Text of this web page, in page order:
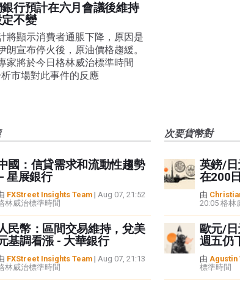
行預計在六月會議後維持
不變
將顯示消費者通脹下降，原因是
朗宣布停火後，原油價格趨緩。
家將於今日格林威治標準時間
市場對此事件的反應
國：信貸需求和流動性趨勢
星展銀行
FXStreet Insights Team| Aug 07, 21:52
林威治標準時間
民幣：區間交易維持，兌美
基調看漲 - 大華銀行
FXStreet Insights Team| Aug 07, 21:13
林威治標準時間
次要貨幣對
英鎊/
在200
由
20:05 格林
歐元/
週五仍
由 Agustin
標準時間